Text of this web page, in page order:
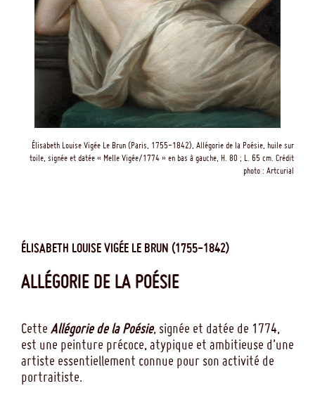
Élisabeth Louise Vigée Le Brun (Paris, 1755-1842), Allégorie de la Poésie, huile sur
toile, signée et datée « Melle Vigée/1774 » en bas à gauche, H. 80 ; L. 65 cm. Crédit
photo : Artcurial
ÉLISABETH LOUISE VIGÉE LE BRUN (1755-1842)
ALLÉGORIE DE LA POÉSIE
Cette Allégorie de la Poésie, signée et datée de 1774,
est une peinture précoce, atypique et ambitieuse d’une
artiste essentiellement connue pour son activité de
portraitiste.